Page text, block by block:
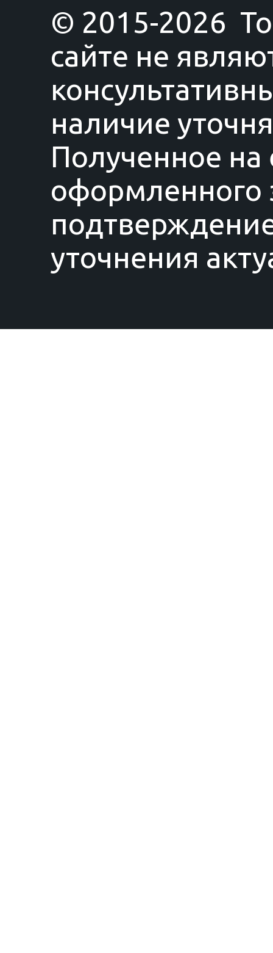
© 2015-2026
сайте не
наличие
Полученное на
оформленного
уточнения